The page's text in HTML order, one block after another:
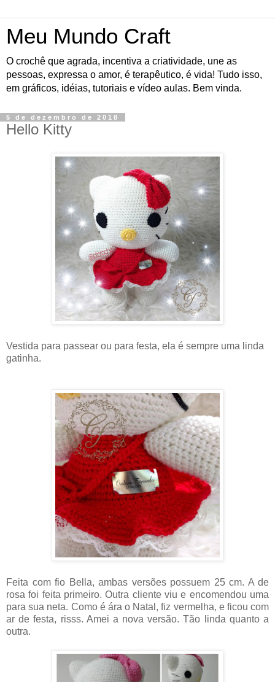
Meu Mundo Craft
O crochê que agrada, incentiva a criatividade, une as
pessoas, expressa o amor, é terapêutico, é vida! Tudo isso,
em gráficos, idéias, tutoriais e vídeo aulas. Bem vinda.
5 de dezembro de 2018
Hello Kitty
Vestida para passear ou para festa, ela é sempre uma linda
gatinha.
Feita com fio Bella, ambas versões possuem 25 cm. A de
rosa foi feita primeiro. Outra cliente viu e encomendou uma
para sua neta. Como é ára o Natal, fiz vermelha, e ficou com
ar de festa, risss. Amei a nova versão. Tão linda quanto a
outra.